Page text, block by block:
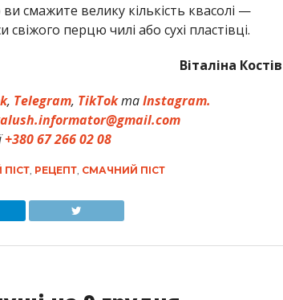
смажите велику кількість квасолі —
перцю чилі або сухі пластівці.
Віталіна Костів
, Telegram, TikTokтаInstagram.
+380 67 266 02 08
ПІСТ, РЕЦЕПТ, СМАЧНИЙ ПІСТ